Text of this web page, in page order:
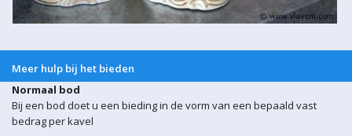
Meer hulp bij het bieden
Normaal bod
Bij een bod doet u een bieding in de vorm van een bepaald vast
bedrag per kavel